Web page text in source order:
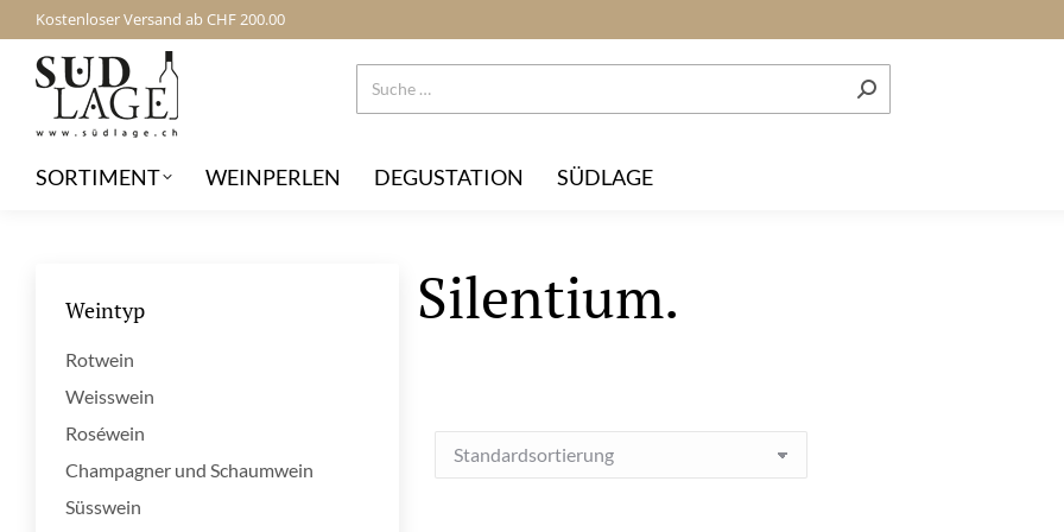
Kostenloser Versand ab CHF 200.00
SORTIMENT WEINPERLEN DEGUSTATION SÜDLAGE
Silentium.
Weintyp
Rotwein
Weisswein
Roséwein
Champagner und Schaumwein
Süsswein